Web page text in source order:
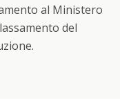
al Ministero
del